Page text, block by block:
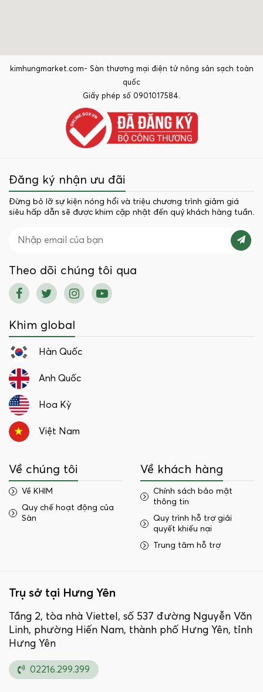
kimhungmarket.com- Sàn thương mại điện tử nông sản sạch toàn
quốc
Giấy phép số 0901017584.
Đăng ký nhận ưu đãi
Đừng bỏ lỡ sự kiện nóng hổi và triệu chương trình giảm giá
siêu hấp dẫn sẽ được khim cập nhật đến quý khách hàng tuần.
Theo dõi chúng tôi qua
Khim global
Hàn Quốc
Anh Quốc
Hoa Kỳ
Việt Nam
Về chúng tôi
Về KHIM
Quy chế hoạt động của
Sàn
Về khách hàng
Chính sách bảo mật
thông tin
Quy trình hỗ trợ giải
quyết khiếu nại
Trung tâm hỗ trợ
Trụ sở tại Hưng Yên
Tầng 2, tòa nhà Viettel, số 537 đường Nguyễn Văn
Linh, phường Hiến Nam, thành phố Hưng Yên, tỉnh
Hưng Yên
02216.299.399